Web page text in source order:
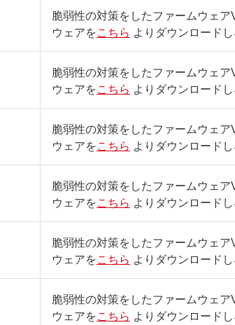
脆弱性の対策をしたファームウェ
ウェアをこちら よりダウンロード
脆弱性の対策をしたファームウェ
ウェアをこちら よりダウンロード
脆弱性の対策をしたファームウェ
ウェアをこちら よりダウンロード
脆弱性の対策をしたファームウェ
ウェアをこちら よりダウンロード
脆弱性の対策をしたファームウェ
ウェアをこちら よりダウンロード
脆弱性の対策をしたファームウェ
ウェアをこちら よりダウンロード